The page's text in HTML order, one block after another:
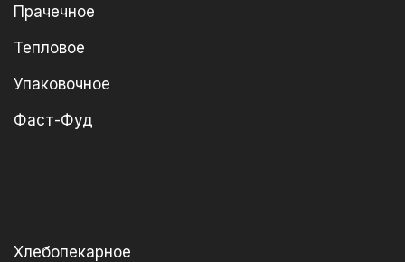
Прачечное
Тепловое
Упаковочное
Фаст-Фуд
Хлебопекарное